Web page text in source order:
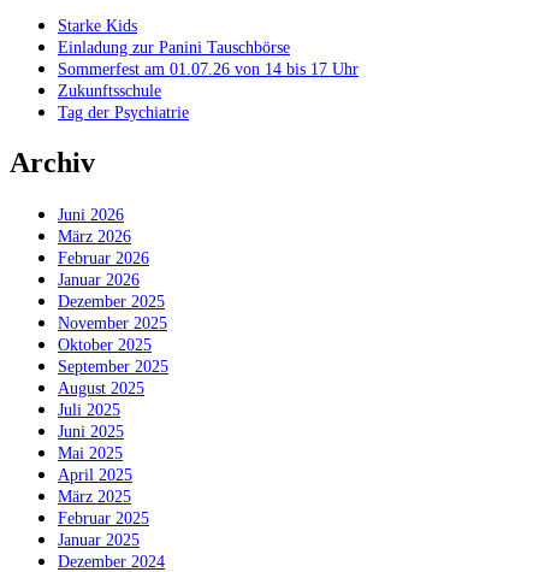
Starke Kids
Einladung zur Panini Tauschbörse
Sommerfest am 01.07.26 von 14 bis 17 Uhr
Zukunftsschule
Tag der Psychiatrie
Archiv
Juni 2026
März 2026
Februar 2026
Januar 2026
Dezember 2025
November 2025
Oktober 2025
September 2025
August 2025
Juli 2025
Juni 2025
Mai 2025
April 2025
März 2025
Februar 2025
Januar 2025
Dezember 2024